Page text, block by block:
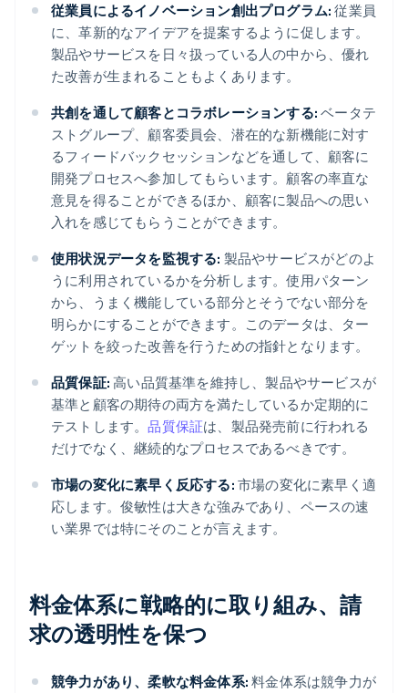
従業員によるイノベーション創出プログラム: 従業員
に、革新的なアイデアを提案するように促します。
製品やサービスを日々扱っている人の中から、優れ
た改善が生まれることもよくあります。
共創を通して顧客とコラボレーションする: ベータテ
ストグループ、顧客委員会、潜在的な新機能に対す
るフィードバックセッションなどを通して、顧客に
開発プロセスへ参加してもらいます。顧客の率直な
意見を得ることができるほか、顧客に製品への思い
入れを感じてもらうことができます。
使用状況データを監視する: 製品やサービスがどのよ
うに利用されているかを分析します。使用パターン
から、うまく機能している部分とそうでない部分を
明らかにすることができます。このデータは、ター
ゲットを絞った改善を行うための指針となります。
品質保証: 高い品質基準を維持し、製品やサービスが
基準と顧客の期待の両方を満たしているか定期的に
テストします。品質保証は、製品発売前に行われる
だけでなく、継続的なプロセスであるべきです。
市場の変化に素早く反応する: 市場の変化に素早く適
応します。俊敏性は大きな強みであり、ペースの速
い業界では特にそのことが言えます。
料金体系に戦略的に取り組み、請
求の透明性を保つ
競争力があり、柔軟な料金体系: 料金体系は競争力が